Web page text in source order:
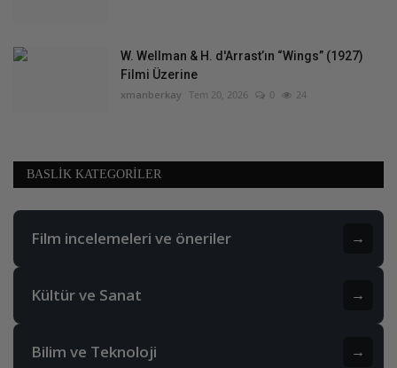
W. Wellman & H. d'Arrast’ın “Wings” (1927)
Filmi Üzerine
xmanberkay Tem 20, 2026 0 24
BASLIK KATEGORILER
Film incelemeleri ve öneriler →
Kültür ve Sanat →
Bilim ve Teknoloji →